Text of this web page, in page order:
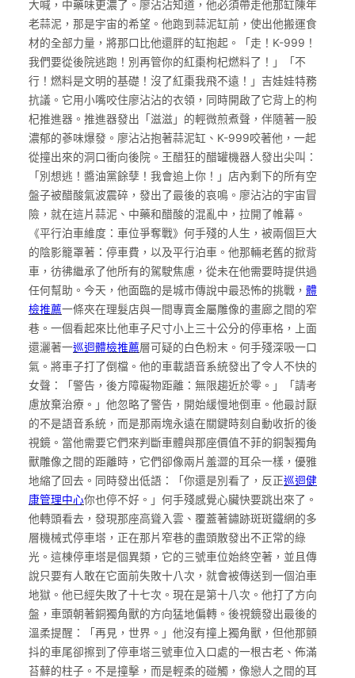
大喊，中藥味更濃了。廖沾沾知道，他必須帶走他那缸陳年
老蒜泥，那是宇宙的希望。他跑到蒜泥缸前，使出他搬運食
材的全部力量，將那口比他還胖的缸抱起。「走！K-999！
我們要從後院逃跑！別再管你的紅棗枸杞燃料了！」「不
行！燃料是文明的基礎！沒了紅棗我飛不遠！」吉娃娃特務
抗議。它用小嘴咬住廖沾沾的衣領，同時開啟了它背上的枸
杞推進器。推進器發出「滋滋」的輕微煎煮聲，伴隨著一股
濃郁的蔘味爆發。廖沾沾抱著蒜泥缸、K-999咬著他，一起
從撞出來的洞口衝向後院。王醋狂的醋罐機器人發出尖叫：
「別想逃！醬油黨餘孽！我會追上你！」店內剩下的所有空
盤子被醋酸氣波震碎，發出了最後的哀鳴。廖沾沾的宇宙冒
險，就在這片蒜泥、中藥和醋酸的混亂中，拉開了帷幕。
《平行泊車維度：車位爭奪戰》何手殘的人生，被兩個巨大
的陰影籠罩著：停車費，以及平行泊車。他那輛老舊的掀背
車，彷彿繼承了他所有的駕駛焦慮，從未在他需要時提供過
任何幫助。今天，他面臨的是城市傳說中最恐怖的挑戰， 體
檢推薦一條夾在理髮店與一間專賣金屬雕像的畫廊之間的窄
巷。一個看起來比他車子尺寸小上三十公分的停車格，上面
還灑著一巡迴體檢推薦層可疑的白色粉末。何手殘深吸一口
氣。將車子打了倒檔。他的車載語音系統發出了令人不快的
女聲：「警告，後方障礙物距離：無限趨近於零。」「請考
慮放棄治療。」他忽略了警告，開始緩慢地倒車。他最討厭
的不是語音系統，而是那兩塊永遠在關鍵時刻自動收折的後
視鏡。當他需要它們來判斷車體與那座價值不菲的銅製獨角
獸雕像之間的距離時，它們卻像兩片羞澀的耳朵一樣，優雅
地縮了回去。同時發出低語：「你還是別看了，反正巡迴健
康管理中心你也停不好。」何手殘感覺心臟快要跳出來了。
他轉頭看去，發現那座高聳入雲、覆蓋著鏽跡斑斑鐵網的多
層機械式停車塔，正在那片窄巷的盡頭散發出不正常的綠
光。這棟停車塔是個異類，它的三號車位始終空著，並且傳
說只要有人敢在它面前失敗十八次，就會被傳送到一個泊車
地獄。他已經失敗了十七次。現在是第十八次。他打了方向
盤，車頭朝著銅獨角獸的方向猛地偏轉。後視鏡發出最後的
溫柔提醒：「再見，世界。」他沒有撞上獨角獸，但他那顫
抖的車尾卻擦到了停車塔三號車位入口處的一根古老、佈滿
苔蘚的柱子。不是撞擊，而是輕柔的碰觸，像戀人之間的耳